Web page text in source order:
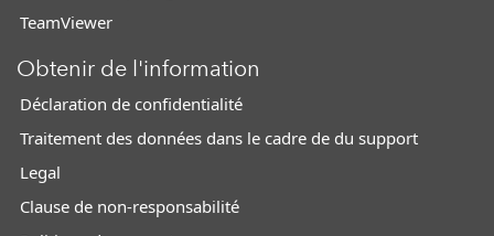
TeamViewer
Obtenir de l'information
Déclaration de confidentialité
Traitement des données dans le cadre de du support
Legal
Clause de non-responsabilité